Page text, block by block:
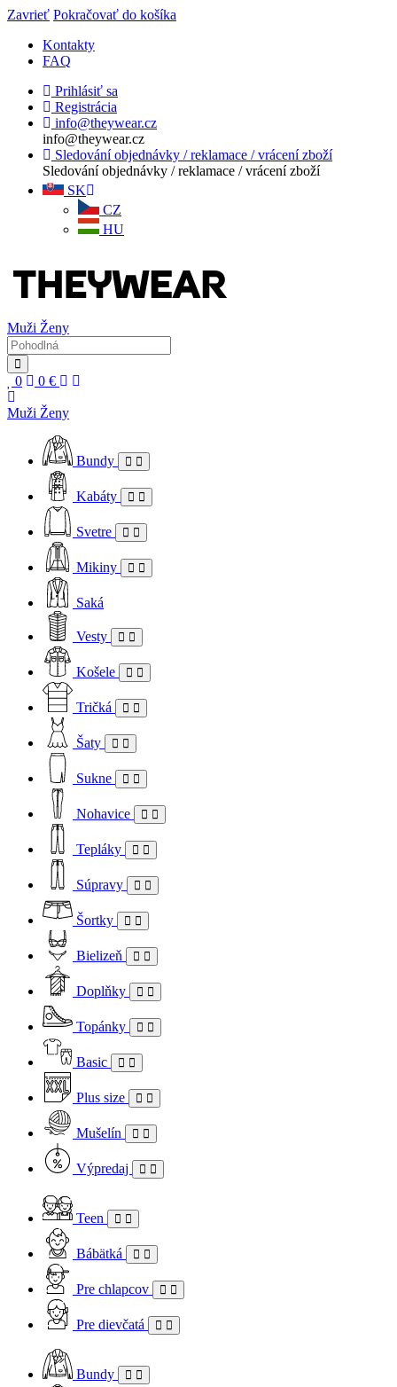
Zavrieť Pokračovať do košíka
Kontakty
FAQ
Prihlásiť sa
Registrácia
info@theywear.cz
info@theywear.cz
Sledování objednávky / reklamace / vrácení zboží
Sledování objednávky / reklamace / vrácení zboží
SK
CZ
HU
Muži Ženy
0 0 €
Muži Ženy
Bundy
Kabáty
Svetre
Mikiny
Saká
Vesty
Košele
Tričká
Šaty
Sukne
Nohavice
Tepláky
Súpravy
Šortky
Bielizeň
Doplňky
Topánky
Basic
Plus size
Mušelín
Výpredaj
Teen
Bábätká
Pre chlapcov
Pre dievčatá
Bundy